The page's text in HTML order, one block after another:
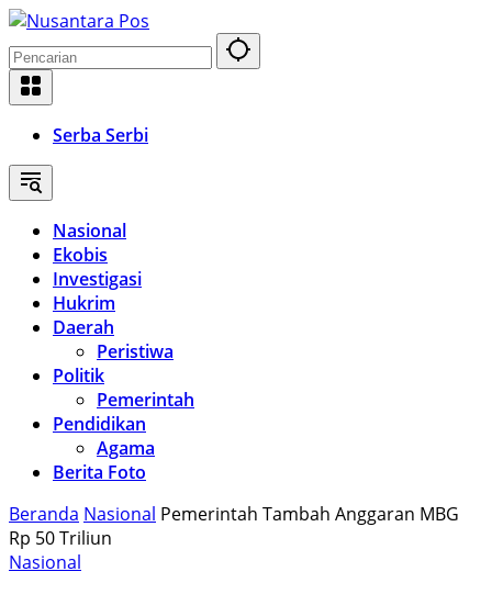
Langsung
ke
konten
Serba Serbi
Nasional
Ekobis
Investigasi
Hukrim
Daerah
Peristiwa
Politik
Pemerintah
Pendidikan
Agama
Berita Foto
Beranda Nasional Pemerintah Tambah Anggaran MBG
Rp 50 Triliun
Nasional